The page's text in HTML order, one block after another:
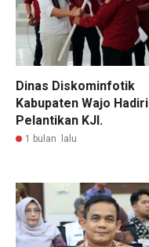
Dinas Diskominfotik
Kabupaten Wajo Hadiri
Pelantikan KJI.
1 bulan lalu